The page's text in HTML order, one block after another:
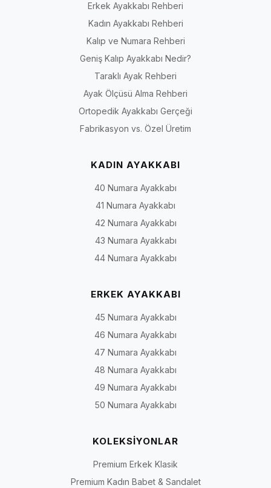
Erkek Ayakkabı Rehberi
Kadın Ayakkabı Rehberi
Kalıp ve Numara Rehberi
Geniş Kalıp Ayakkabı Nedir?
Taraklı Ayak Rehberi
Ayak Ölçüsü Alma Rehberi
Ortopedik Ayakkabı Gerçeği
Fabrikasyon vs. Özel Üretim
KADIN AYAKKABI
40 Numara Ayakkabı
41 Numara Ayakkabı
42 Numara Ayakkabı
43 Numara Ayakkabı
44 Numara Ayakkabı
ERKEK AYAKKABI
45 Numara Ayakkabı
46 Numara Ayakkabı
47 Numara Ayakkabı
48 Numara Ayakkabı
49 Numara Ayakkabı
50 Numara Ayakkabı
KOLEKSİYONLAR
Premium Erkek Klasik
Premium Kadın Babet & Sandalet